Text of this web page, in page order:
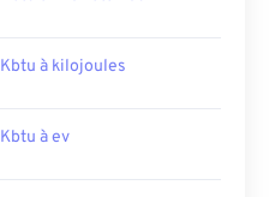
Kbtu à kilojoules
Kbtu à ev